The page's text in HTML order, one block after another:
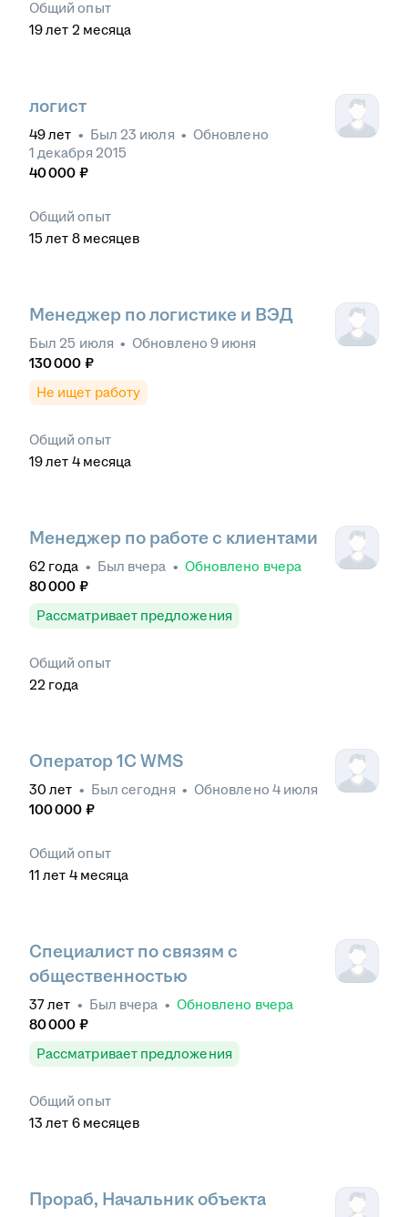
Общий опыт
19лет 2 месяца
логист
49лет • Был 23 июля • Обновлено
1 декабря 2015
40 000 ₽
Общий опыт
15 лет 8 месяцев
Менеджер по логистике и ВЭД
Был 25 июля • Обновлено 9 июня
130 000 ₽
Не ищет работу
Общий опыт
19лет 4 месяца
Менеджер по работе с клиентами
62 года • Был вчера • Обновлено вчера
80 000 ₽
Рассматривает предложения
Общий опыт
22 года
Оператор 1С WMS
30 лет • Был сегодня • Обновлено 4 июля
100 000 ₽
Общий опыт
11 лет 4 месяца
Специалист по связям с
общественностью
37лет • Был вчера • Обновлено вчера
80 000 ₽
Рассматривает предложения
Общий опыт
13 лет 6 месяцев
Прораб, Начальник объекта